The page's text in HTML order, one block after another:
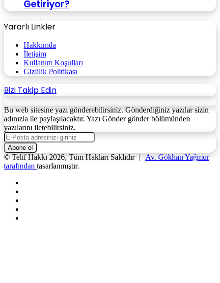
Getiriyor?
Yararlı Linkler
Hakkımda
İletişim
Kullanım Koşulları
Gizlilik Politikası
Bizi Takip Edin
Bu web sitesine yazı gönderebilirsiniz. Gönderdiğiniz yazılar sizin
adınızla ile paylaşılacaktır. Yazı Gönder gönder bölümünden
yazılarını iletebilirsiniz.
E-
Posta
adresinizi
giriniz
© Telif Hakkı 2026, Tüm Hakları Saklıdır |Av. Gökhan Yağmur
tarafından tasarlanmıştır.